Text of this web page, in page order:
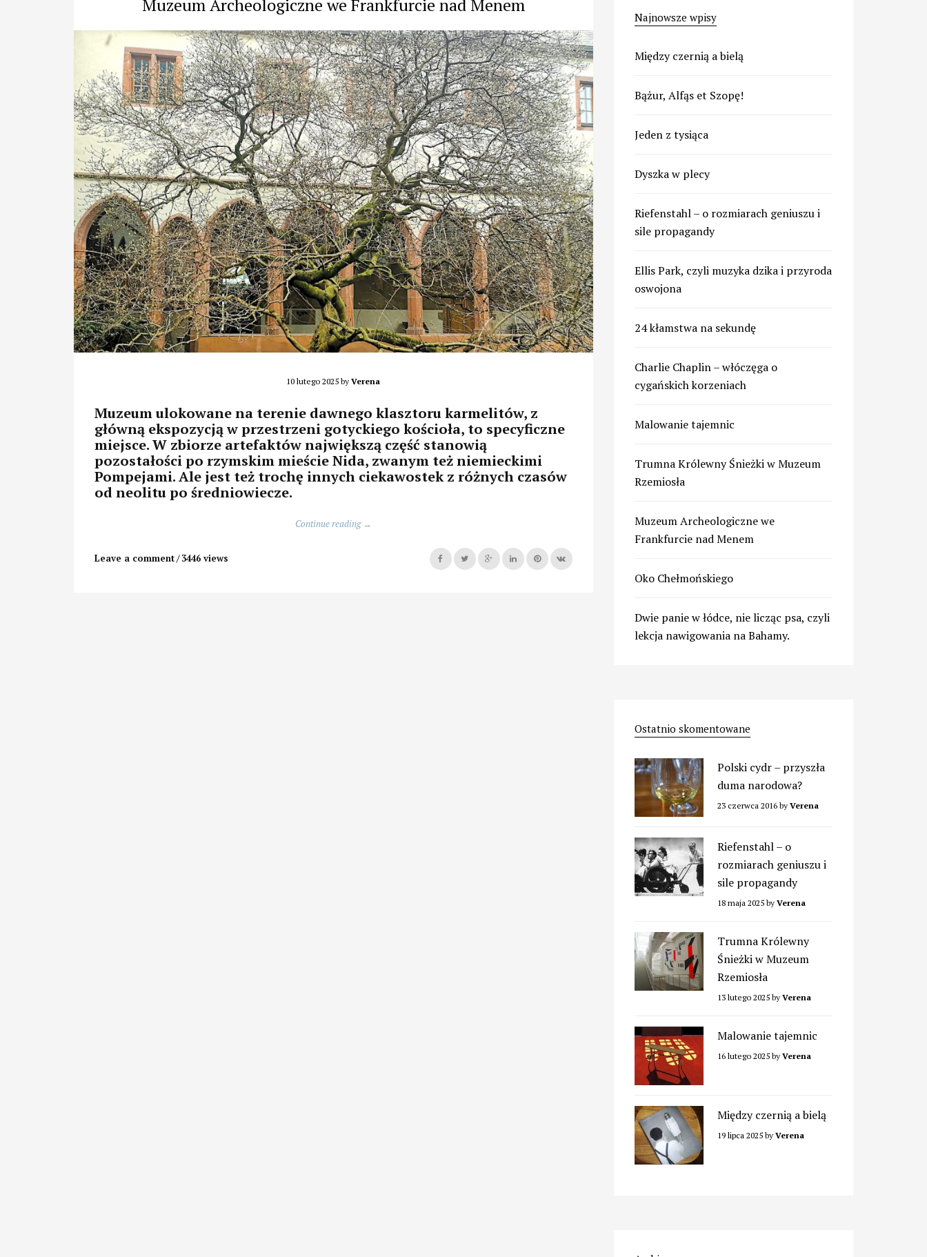
Muzeum Archeologiczne we Frankfurcie nad Menem
10 lutego 2025 byVerena
Muzeum ulokowane na terenie dawnego klasztoru karmelitów, z
główną ekspozycją w przestrzeni gotyckiego kościoła, to specyficzne
miejsce. W zbiorze artefaktów największą część stanowią
pozostałości po rzymskim mieście Nida, zwanym też niemieckimi
Pompejami. Ale jest też trochę innych ciekawostek z różnych czasów
od neolitu po średniowiecze.
Continue reading „Muzeum
→
Leave a comment 3446 views
Najnowsze wpisy
Między czernią a bielą
Bążur, Alfąs et Szopę!
Jeden z tysiąca
Dyszka w plecy
Riefenstahl – o rozmiarach geniuszu i
sile propagandy
Ellis Park, czyli muzyka dzika i przyroda
oswojona
24 kłamstwa na sekundę
Charlie Chaplin – włóczęga o
cygańskich korzeniach
Malowanie tajemnic
Trumna Królewny Śnieżki w Muzeum
Rzemiosła
Muzeum Archeologiczne we
Frankfurcie nad Menem
Oko Chełmońskiego
Dwie panie w łódce, nie licząc psa, czyli
lekcja nawigowania na Bahamy.
Ostatnio skomentowane
Polski cydr – przyszła
duma narodowa?
23 czerwca 2016by Verena
Riefenstahl – o
rozmiarach geniuszu i
sile propagandy
18 maja 2025by Verena
Trumna Królewny
Śnieżki w Muzeum
Rzemiosła
13 lutego 2025by Verena
Malowanie tajemnic
16 lutego 2025by Verena
Między czernią a bielą
19 lipca 2025by Verena